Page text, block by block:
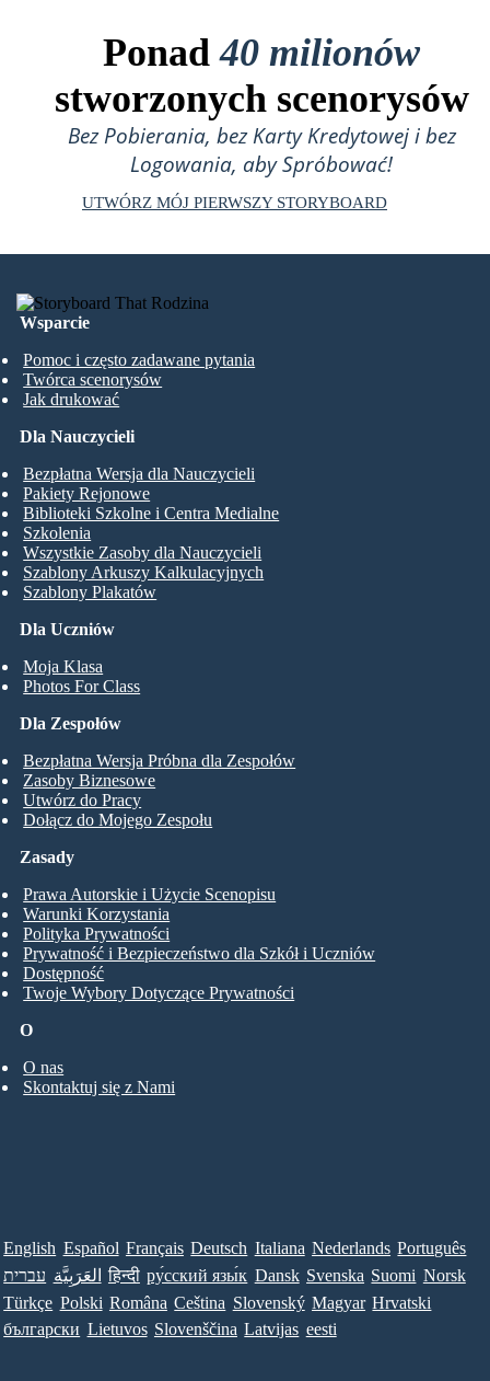
Ponad40 milionów
stworzonych scenorysów
Bez Pobierania, bez Karty Kredytowej i bez
Logowania, aby Spróbować!
UTWÓRZ MÓJ PIERWSZY STORYBOARD
Wsparcie
Pomoc i często zadawane pytania
Twórca scenorysów
Jak drukować
Dla Uczniów
Moja Klasa
Photos For Class
Dla Nauczycieli
Bezpłatna Wersja dla Nauczycieli
Pakiety Rejonowe
Biblioteki Szkolne i Centra Medialne
Szkolenia
Wszystkie Zasoby dla Nauczycieli
Szablony Arkuszy Kalkulacyjnych
Szablony Plakatów
Dla Zespołów
Bezpłatna Wersja Próbna dla Zespołów
Zasoby Biznesowe
Utwórz do Pracy
Dołącz do Mojego Zespołu
O
O nas
Skontaktuj się z Nami
Zasady
Prawa Autorskie i Użycie Scenopisu
Warunki Korzystania
Polityka Prywatności
Prywatność i Bezpieczeństwo dla Szkół i Uczniów
Dostępność
Twoje Wybory Dotyczące Prywatności
English Español Français Deutsch Italiana Nederlands Português
עברית العَرَبِيَّة हिन्दी ру́сский язы́к Dansk Svenska Suomi Norsk
Türkçe Polski Româna Ceština Slovenský Magyar Hrvatski
български Lietuvos Slovenščina Latvijas eesti